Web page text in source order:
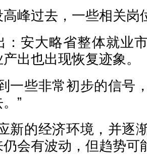
高峰过去，一些相关岗
：安大略省整体就业
出也出现恢复迹象。
一些非常初步的信号
”
新的经济环境，并逐
会有波动，但趋势可